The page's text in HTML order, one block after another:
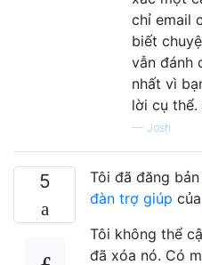
chỉ email
biết
vẫn đánh
nhất vì
lời cụ thể.
— Josh
5 Tôi đã đăng
đàn trợ giúp của
Tôi không thể
đã xóa nó. Có